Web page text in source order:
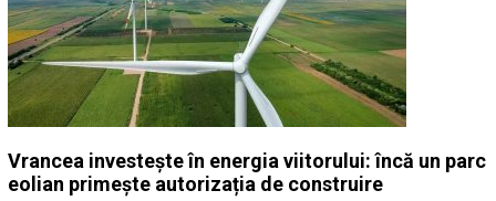
Vrancea investește în energia viitorului: încă un parc
eolian primește autorizația de construire